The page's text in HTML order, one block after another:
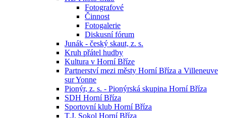
Fotografové
Činnost
Fotogalerie
Diskusní fórum
Junák - český skaut, z. s.
Kruh přátel hudby
Kultura v Horní Bříze
Partnerství mezi městy Horní Bříza a Villeneuve
sur Yonne
Pionýr, z. s. - Pionýrská skupina Horní Bříza
SDH Horní Bříza
Sportovní klub Horní Bříza
T.J. Sokol Horní Bříza